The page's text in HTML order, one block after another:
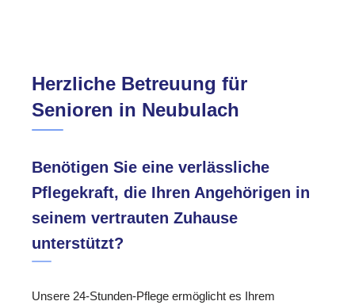
Herzliche Betreuung für
Senioren in Neubulach
Benötigen Sie eine verlässliche
Pflegekraft, die Ihren Angehörigen in
seinem vertrauten Zuhause
unterstützt?
Unsere 24-Stunden-Pflege ermöglicht es Ihrem